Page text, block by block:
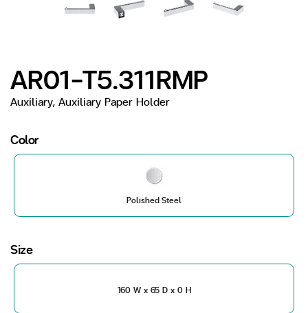
AR01-T5.311RMP
Auxiliary, Auxiliary Paper Holder
Color
Polished Steel
Size
160 W x 65 D x 0 H